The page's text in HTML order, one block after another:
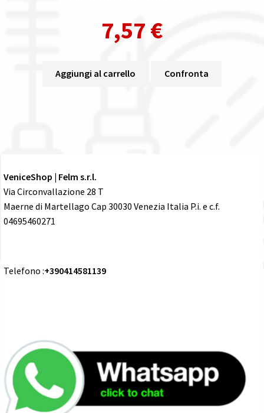
7,57 €
Aggiungi al carrello Confronta
VeniceShop | Felm s.r.l.
Via Circonvallazione 28 T
Maerne di Martellago Cap 30030 Venezia Italia P.i. e c.f.
04695460271
Telefono :+390414581139